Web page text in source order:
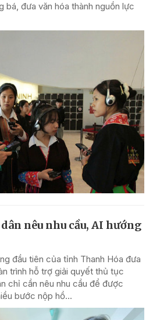
bá, đưa văn hóa thành nguồn lực
nêu nhu cầu, AI hướng
đầu tiên của tỉnh Thanh Hóa đưa
trình hỗ trợ giải quyết thủ tục
chỉ cần nêu nhu cầu để được
bước nộp hồ...